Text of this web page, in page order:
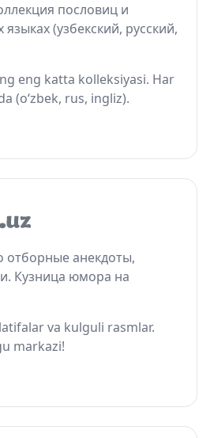
пословиц и
(узбекский, русский,
eng katta kolleksiyasi. Har
(o‘zbek, rus, ingliz).
отборные анекдоты,
Кузница юмора на
va kulguli rasmlar.
markazi!